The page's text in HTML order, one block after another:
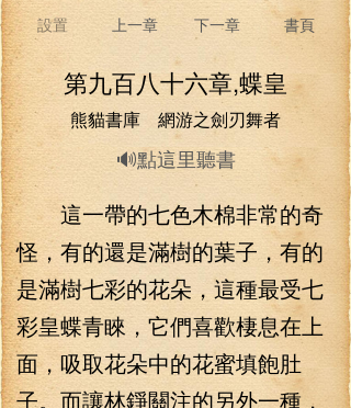
設置 上一章 下一章 書頁
第九百八十六章,蝶皇
熊貓書庫 網游之劍刃舞者
🔊點這里聽書
這一帶的七色木棉非常的奇
怪，有的還是滿樹的葉子，有的
是滿樹七彩的花朵，這種最受七
彩皇蝶青睞，它們喜歡棲息在上
面，吸取花朵中的花蜜填飽肚
子。而讓林錚關注的另外一種，